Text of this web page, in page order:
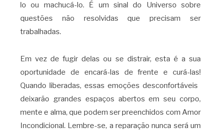
lo ou machucá-lo. É um sinal do Universo sobre
questões não resolvidas que precisam ser
trabalhadas.
Em vez de fugir delas ou se distrair, esta é a sua
oportunidade de encará-las de frente e curá-las!
Quando liberadas, essas emoções desconfortáveis ​​
deixarão grandes espaços abertos em seu corpo,
mente e alma, que podem ser preenchidos com Amor
Incondicional. Lembre-se, a reparação nunca será um